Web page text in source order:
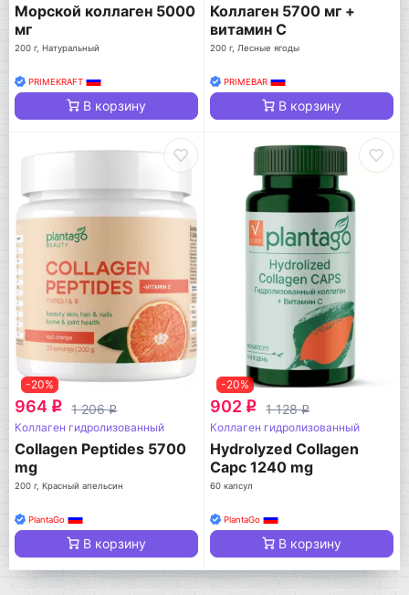
Морской коллаген 5000
мг
200 г, Натуральный
PRIMEKRAFT
В корзину
Коллаген 5700 мг +
витамин С
200 г, Лесные ягоды
PRIMEBAR
В корзину
-20%
964 q 1 206q
Коллаген гидролизованный
Collagen Peptides 5700
mg
200 г, Красный апельсин
PlantaGo
В корзину
-20%
902 q 1 128q
Коллаген гидролизованный
Hydrolyzed Collagen
Capc 1240 mg
60 капсул
PlantaGo
В корзину